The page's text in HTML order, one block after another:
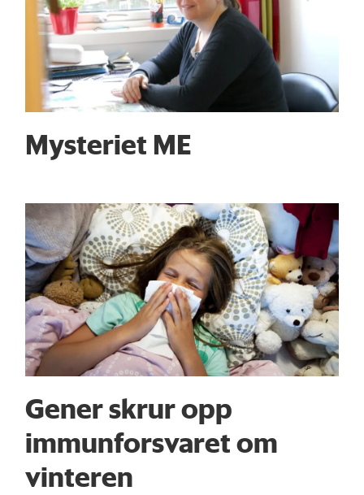
Mysteriet ME
Gener skrur opp
immunforsvaret om
vinteren